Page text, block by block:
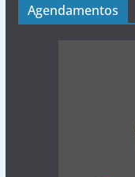
Agendamentos